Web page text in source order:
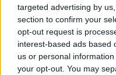
targeted advertising by
section to confirm your
opt-out request is
interest-based ads based
us or personal
your opt-out. You may